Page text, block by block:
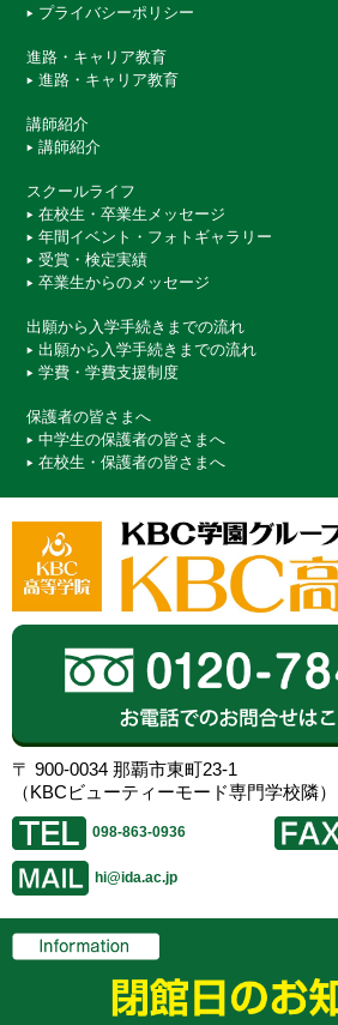
プライバシーポリシー
進路・キャリア教育
進路・キャリア教育
講師紹介
講師紹介
スクールライフ
在校生・卒業生メッセージ
年間イベント・フォトギャラリー
受賞・検定実績
卒業生からのメッセージ
出願から入学手続きまでの流れ
出願から入学手続きまでの流れ
学費・学費支援制度
保護者の皆さまへ
中学生の保護者の皆さまへ
在校生・保護者の皆さまへ
〒 900-0034 那覇市東町23-1
（KBCビューティーモード専門学校隣）
098-863-0936
hi@ida.ac.jp